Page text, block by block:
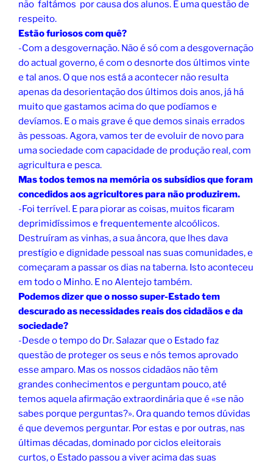
não faltámos por causa dos alunos. É uma questão de
respeito.
Estão furiosos com quê?
-Com a desgovernação. Não é só com a desgovernação
do actual governo, é com o desnorte dos últimos vinte
e tal anos. O que nos está a acontecer não resulta
apenas da desorientação dos últimos dois anos, já há
muito que gastamos acima do que podíamos e
devíamos. E o mais grave é que demos sinais errados
às pessoas. Agora, vamos ter de evoluir de novo para
uma sociedade com capacidade de produção real, com
agricultura e pesca.
Mas todos temos na memória os subsídios que foram
concedidos aos agricultores para não produzirem.
-Foi terrível. E para piorar as coisas, muitos ficaram
deprimidíssimos e frequentemente alcoólicos.
Destruíram as vinhas, a sua âncora, que lhes dava
prestígio e dignidade pessoal nas suas comunidades, e
começaram a passar os dias na taberna. Isto aconteceu
em todo o Minho. E no Alentejo também.
Podemos dizer que o nosso super-Estado tem
descurado as necessidades reais dos cidadãos e da
sociedade?
-Desde o tempo do Dr. Salazar que o Estado faz
questão de proteger os seus e nós temos aprovado
esse amparo. Mas os nossos cidadãos não têm
grandes conhecimentos e perguntam pouco, até
temos aquela afirmação extraordinária que é «se não
sabes porque perguntas?». Ora quando temos dúvidas
é que devemos perguntar. Por estas e por outras, nas
últimas décadas, dominado por ciclos eleitorais
curtos, o Estado passou a viver acima das suas